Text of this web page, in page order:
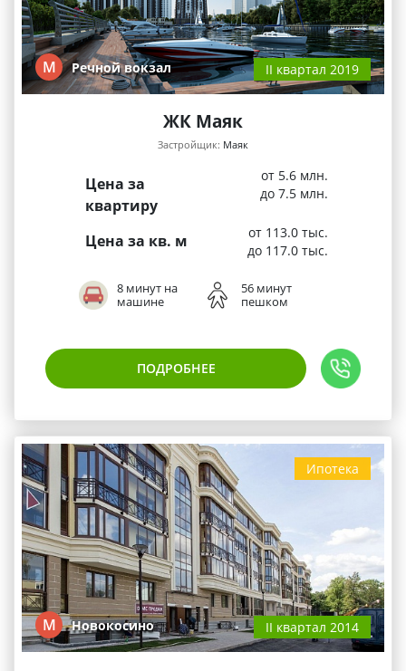
М Речной вокзал II квартал 2019
ЖК Маяк
Застройщик: Маяк
Цена за
квартиру
от 5.6 млн.
до 7.5 млн.
Цена за кв. м
от 113.0 тыс.
до 117.0 тыс.
8 минут на
машине
56 минут
пешком
ПОДРОБНЕЕ
Ипотека
М Новокосино II квартал 2014